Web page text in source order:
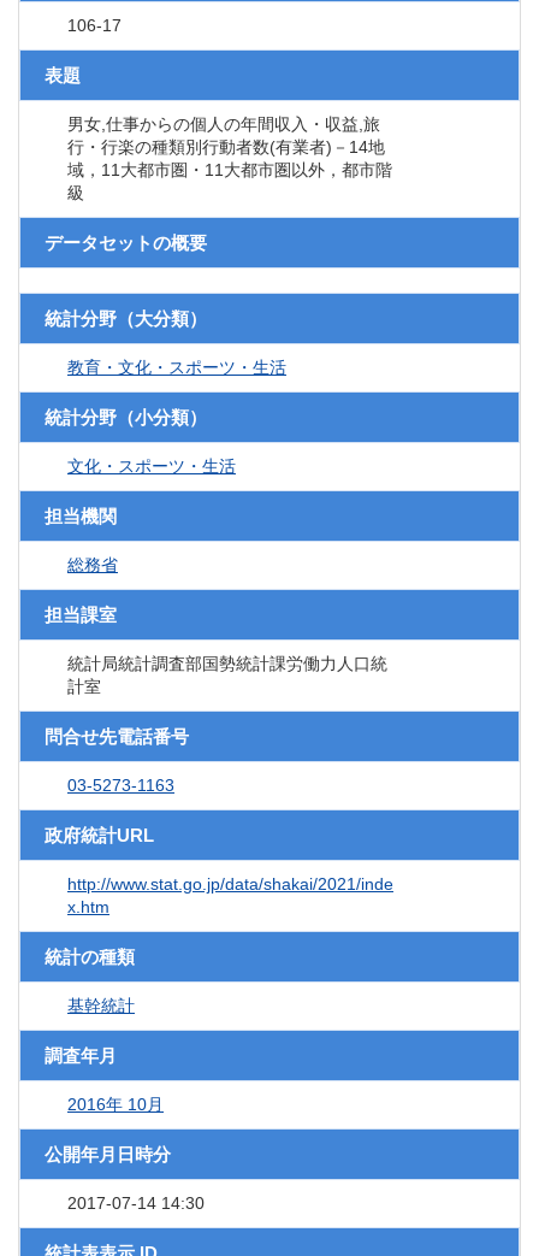
106-17
表題
男女,仕事からの個人の年間収入・収益,旅
行・行楽の種類別行動者数(有業者)－14地
域，11大都市圏・11大都市圏以外，都市階
級
データセットの概要
統計分野（大分類）
教育・文化・スポーツ・生活
統計分野（小分類）
文化・スポーツ・生活
担当機関
総務省
担当課室
統計局統計調査部国勢統計課労働力人口統
計室
問合せ先電話番号
03-5273-1163
政府統計URL
http://www.stat.go.jp/data/shakai/2021/inde
x.htm
統計の種類
基幹統計
調査年月
2016年 10月
公開年月日時分
2017-07-14 14:30